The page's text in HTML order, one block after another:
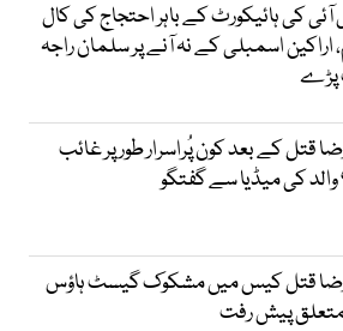
آئی کی ہائیکورٹ کے باہر احتجاج کی کال
اراکین اسمبلی کے نہ آنے پر سلمان راجہ
پڑے
قتل کے بعد کون پُراسرار طور پر غائب
کی میڈیا سے گفتگو
قتل کیس میں مشکوک گیسٹ ہاؤس
پیش رفت